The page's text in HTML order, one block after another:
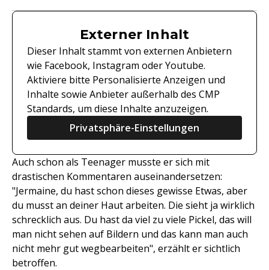
Externer Inhalt
Dieser Inhalt stammt von externen Anbietern
wie Facebook, Instagram oder Youtube.
Aktiviere bitte Personalisierte Anzeigen und
Inhalte sowie Anbieter außerhalb des CMP
Standards, um diese Inhalte anzuzeigen.
Privatsphäre-Einstellungen
Auch schon als Teenager musste er sich mit
drastischen Kommentaren auseinandersetzen:
"Jermaine, du hast schon dieses gewisse Etwas, aber
du musst an deiner Haut arbeiten. Die sieht ja wirklich
schrecklich aus. Du hast da viel zu viele Pickel, das will
man nicht sehen auf Bildern und das kann man auch
nicht mehr gut wegbearbeiten", erzählt er sichtlich
betroffen.